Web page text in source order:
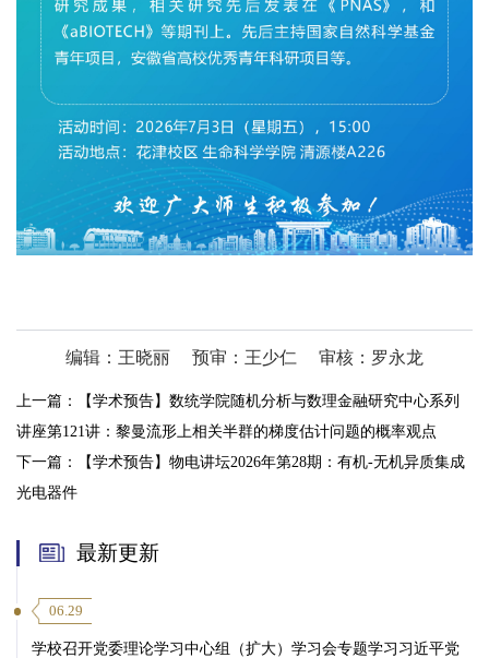
编辑：王晓丽 预审：王少仁 审核：罗永龙
上一篇：
【学术预告】数统学院随机分析与数理金融研究中心系列
讲座第121讲：黎曼流形上相关半群的梯度估计问题的概率观点
下一篇：
【学术预告】物电讲坛2026年第28期：有机-无机异质集成
光电器件
最新更新
06.29
学校召开党委理论学习中心组（扩大）学习会专题学习习近平党